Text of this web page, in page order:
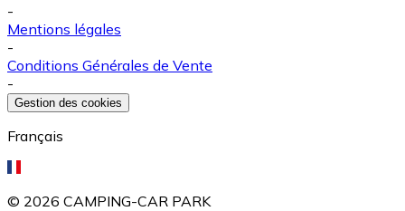
-
Mentions légales
-
Conditions Générales de Vente
-
Gestion des cookies
Français
© 2026 CAMPING-CAR PARK